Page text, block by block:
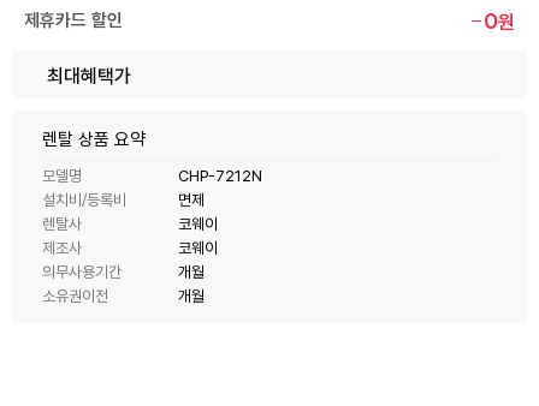
제휴카드 할인
0원
최대혜택가
렌탈 상품 요약
모델명
CHP-7212N
설치비/등록비
면제
렌탈사
코웨이
제조사
코웨이
의무사용기간
개월
소유권이전
개월